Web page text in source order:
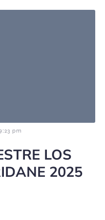
pm
LOS
2025